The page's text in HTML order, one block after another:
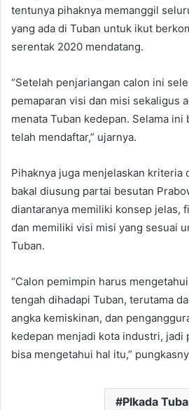
tentunya pihaknya memanggil
yang ada di Tuban untuk ikut
serentak 2020 mendatang.
“Setelah penjariangan calon ini
pemaparan visi dan misi sekaligus
menata Tuban kedepan. Selama ini
telah mendaftar,” ujarnya.
Pihaknya juga menjelaskan kriteria
bakal diusung partai besutan
diantaranya memiliki konsep jelas,
dan memiliki visi misi yang sesuai
Tuban.
“Calon pemimpin harus
tengah dihadapi Tuban, terutama
angka kemiskinan, dan
kedepan menjadi kota industri, jadi
bisa mengetahui hal itu,”
Plkada